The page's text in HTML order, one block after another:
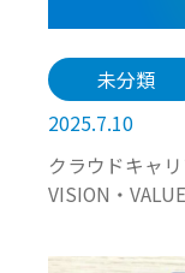
未分類
2025.7.10
クラウドキャ
VISION・